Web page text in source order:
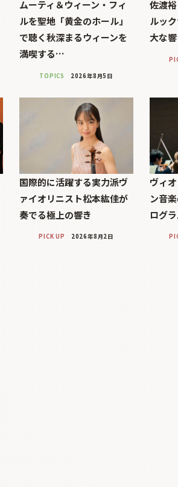
ムーティ＆ウィーン・フィ
ルを聖地「黄金のホール」
で聴く秋深まるウィーンを
満喫する…
TOPICS 2026年8月5日
佐渡
ルッ
大な
国際的に活躍する実力派ヴ
ァイオリニスト松本紘佳が
奏でる極上の響き
PICK UP 2026年8月2日
ヴィ
ン音
ログ